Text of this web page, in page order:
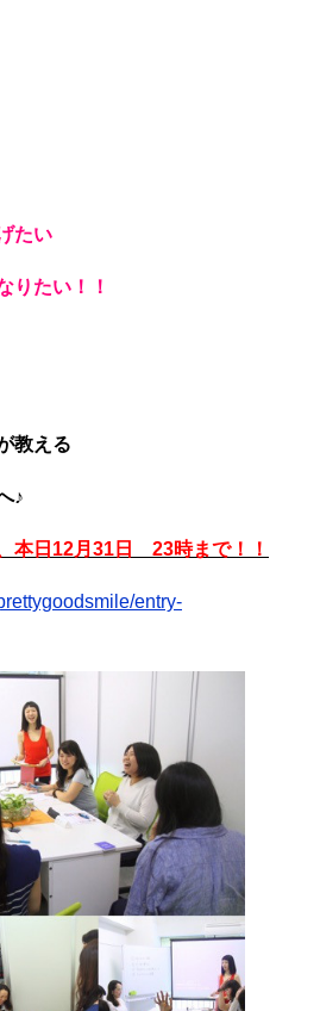
たい
りたい！！
教える
♪
本日12月31日 23時まで！！
entry-